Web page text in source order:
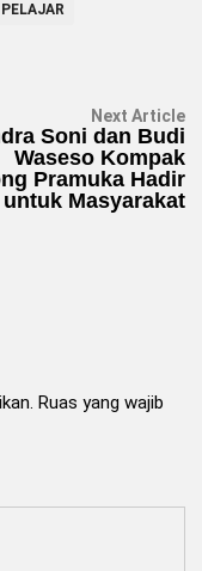
Next Article
Soni dan Budi
Waseso Kompak
Pramuka Hadir
untuk Masyarakat
Ruas yang wajib